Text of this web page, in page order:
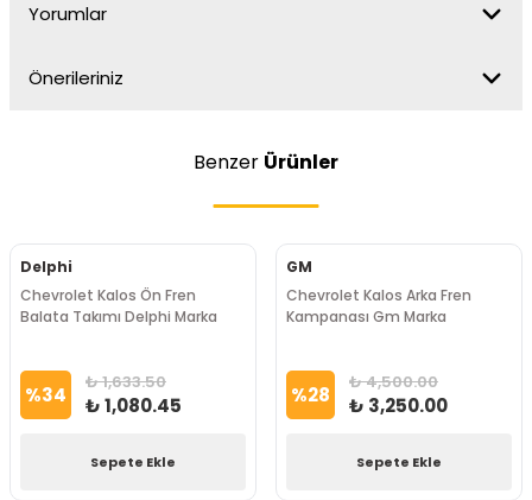
Yorumlar
Önerileriniz
Benzer Ürünler
Delphi
Chevrolet Kalos Ön Fren
Balata Takımı Delphi Marka
%34 ₺ 1,633.50
₺ 1,080.45
Sepete Ekle
GM
Chevrolet Kalos Arka Fren
Kampanası Gm Marka
%28 ₺ 4,500.00
₺ 3,250.00
Sepete Ekle